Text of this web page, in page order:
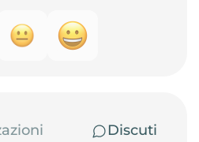
Discuti